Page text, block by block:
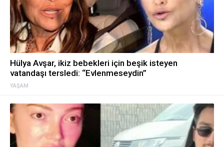
YAŞAM
Hülya Avşar, ikiz bebekleri için beşik isteyen
vatandaşı tersledi: “Evlenmeseydin”